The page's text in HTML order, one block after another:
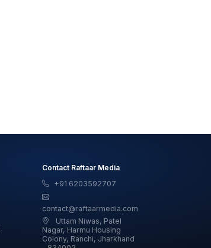
Contact Raftaar Media
+91 6203592707
contact@raftaarmedia.com
Uttam Niwas, Patel
Nagar, Harmu Housing
Colony, Ranchi, Jharkhand